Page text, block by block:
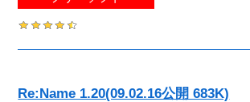
Re:Name 1.20(09.02.16公開 683K)